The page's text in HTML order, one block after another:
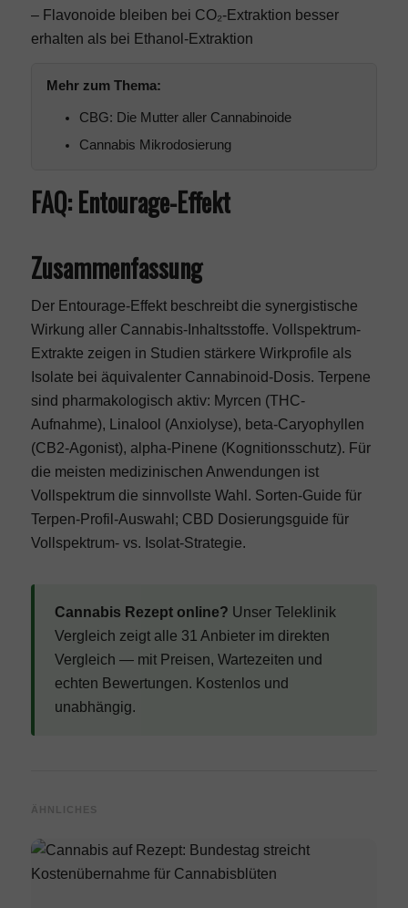
– Flavonoide bleiben bei CO₂-Extraktion besser
erhalten als bei Ethanol-Extraktion
Mehr zum Thema:
CBG: Die Mutter aller Cannabinoide
Cannabis Mikrodosierung
FAQ: Entourage-Effekt
Zusammenfassung
Der Entourage-Effekt beschreibt die synergistische
Wirkung aller Cannabis-Inhaltsstoffe. Vollspektrum-
Extrakte zeigen in Studien stärkere Wirkprofile als
Isolate bei äquivalenter Cannabinoid-Dosis. Terpene
sind pharmakologisch aktiv: Myrcen (THC-
Aufnahme), Linalool (Anxiolyse), beta-Caryophyllen
(CB2-Agonist), alpha-Pinene (Kognitionsschutz). Für
die meisten medizinischen Anwendungen ist
Vollspektrum die sinnvollste Wahl. Sorten-Guide für
Terpen-Profil-Auswahl; CBD Dosierungsguide für
Vollspektrum- vs. Isolat-Strategie.
Cannabis Rezept online? Unser Teleklinik
Vergleich zeigt alle 31 Anbieter im direkten
Vergleich — mit Preisen, Wartezeiten und
echten Bewertungen. Kostenlos und
unabhängig.
ÄHNLICHES